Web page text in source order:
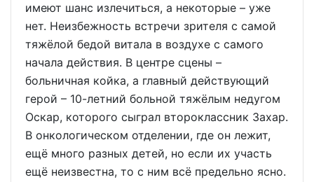
имеют шанс излечиться, а некоторые – уже
нет. Неизбежность встречи зрителя с самой
тяжёлой бедой витала в воздухе с самого
начала действия. В центре сцены –
больничная койка, а главный действующий
герой – 10-летний больной тяжёлым недугом
Оскар, которого сыграл второклассник Захар.
В онкологическом отделении, где он лежит,
ещё много разных детей, но если их участь
ещё неизвестна, то с ним всё предельно ясно.